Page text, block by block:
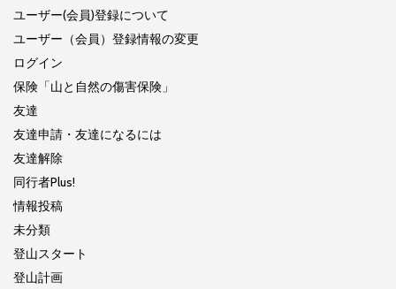
ユーザー(会員)登録について
ユーザー（会員）登録情報の変更
ログイン
保険「山と自然の傷害保険」
友達
友達申請・友達になるには
友達解除
同行者Plus!
情報投稿
未分類
登山スタート
登山計画